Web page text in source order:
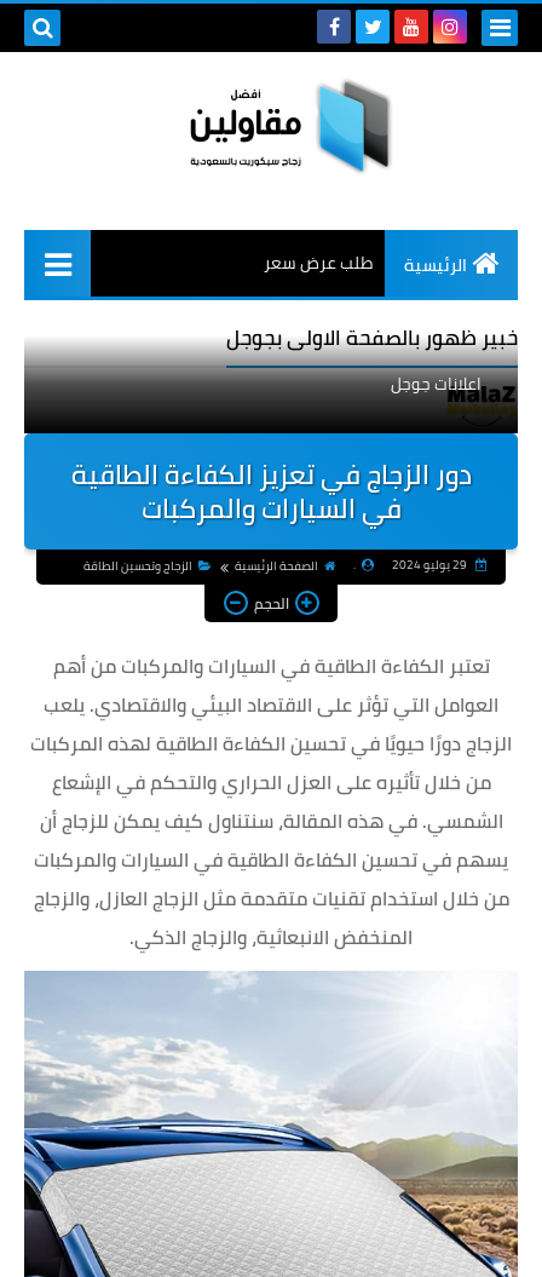
الرئيسية طلب عرض سعر
خبير ظهور بالصفحة الاولى بجوجل
اعلانات جوجل
دور الزجاج في تعزيز الكفاءة الطاقية
في السيارات والمركبات
. الصفحة الرئيسية الزجاج وتحسين الطاقة
الحجم
تعتبر الكفاءة الطاقية في السيارات والمركبات من أهم
العوامل التي تؤثر على الاقتصاد البيئي والاقتصادي. يلعب
الزجاج دورًا حيويًا في تحسين الكفاءة الطاقية لهذه المركبات
من خلال تأثيره على العزل الحراري والتحكم في الإشعاع
الشمسي. في هذه المقالة، سنتناول كيف يمكن للزجاج أن
يسهم في تحسين الكفاءة الطاقية في السيارات والمركبات
من خلال استخدام تقنيات متقدمة مثل الزجاج العازل، والزجاج
المنخفض الانبعاثية، والزجاج الذكي.